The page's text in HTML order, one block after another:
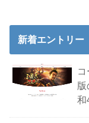
新着エントリー
和